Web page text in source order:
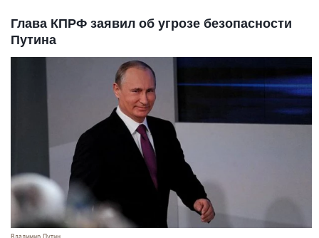
Глава КПРФ заявил об угрозе безопасности
Путина